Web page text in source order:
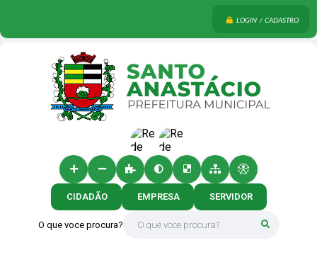
LOGIN / CADASTRO
O que voce procura?
CIDADÃO EMPRESA SERVIDOR